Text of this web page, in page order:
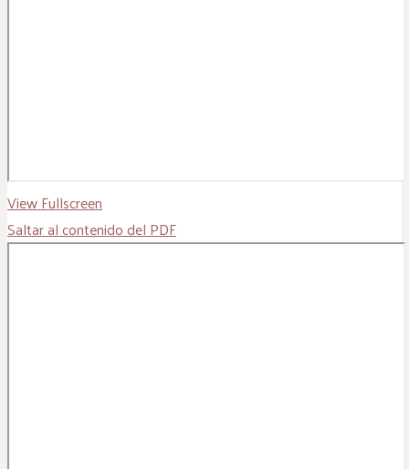
View Fullscreen
Saltar al contenido del PDF